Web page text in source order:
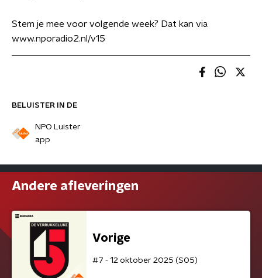
BELUISTER IN DE
NPO Luister
app
Stem je mee voor volgende week? Dat kan via
www.nporadio2.nl/v15
Andere afleveringen
Vorige
#7 - 12 oktober 2025 (S05)